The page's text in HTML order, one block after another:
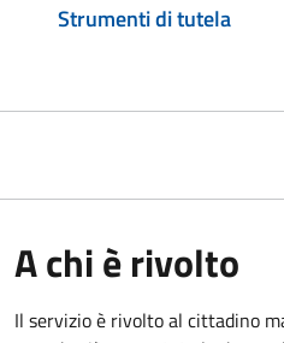
Strumenti di tutela
A chi è rivolto
Il servizio è rivolto al cittadino